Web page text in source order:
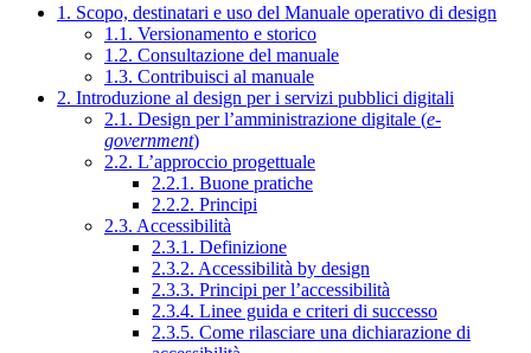
1. Scopo, destinatari e uso del Manuale operativo di design
1.1. Versionamento e storico
1.2. Consultazione del manuale
1.3. Contribuisci al manuale
2. Introduzione al design per i servizi pubblici digitali
2.1. Design per l’amministrazione digitale (e-
government)
2.2. L’approccio progettuale
2.2.1. Buone pratiche
2.2.2. Principi
2.3. Accessibilità
2.3.1. Definizione
2.3.2. Accessibilità by design
2.3.3. Principi per l’accessibilità
2.3.4. Linee guida e criteri di successo
2.3.5. Come rilasciare una dichiarazione di